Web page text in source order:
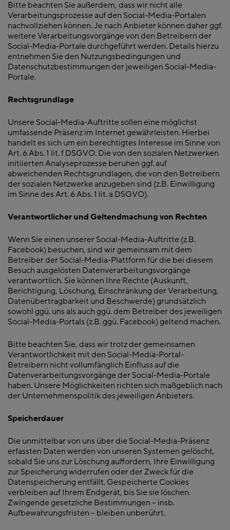
Bitte beachten Sie außerdem, dass wir nicht alle
Verarbeitungsprozesse auf den Social-Media-Portalen
nachvollziehen können. Je nach Anbieter können daher ggf.
weitere Verarbeitungsvorgänge von den Betreibern der
Social-Media-Portale durchgeführt werden. Details hierzu
entnehmen Sie den Nutzungsbedingungen und
Datenschutzbestimmungen der jeweiligen Social-Media-
Portale.
Rechtsgrundlage
Unsere Social-Media-Auftritte sollen eine möglichst
umfassende Präsenz im Internet gewährleisten. Hierbei
handelt es sich um ein berechtigtes Interesse im Sinne von
Art. 6 Abs. 1 lit. f DSGVO. Die von den sozialen Netzwerken
initiierten Analyseprozesse beruhen ggf. auf
abweichenden Rechtsgrundlagen, die von den Betreibern
der sozialen Netzwerke anzugeben sind (z.B. Einwilligung
im Sinne des Art. 6 Abs. 1 lit. a DSGVO).
Verantwortlicher und Geltendmachung von Rechten
Wenn Sie einen unserer Social-Media-Auftritte (z.B.
Facebook) besuchen, sind wir gemeinsam mit dem
Betreiber der Social-Media-Plattform für die bei diesem
Besuch ausgelösten Datenverarbeitungsvorgänge
verantwortlich. Sie können Ihre Rechte (Auskunft,
Berichtigung, Löschung, Einschränkung der Verarbeitung,
Datenübertragbarkeit und Beschwerde) grundsätzlich
sowohl ggü. uns als auch ggü. dem Betreiber des jeweiligen
Social-Media-Portals (z.B. ggü. Facebook) geltend machen.
Bitte beachten Sie, dass wir trotz der gemeinsamen
Verantwortlichkeit mit den Social-Media-Portal-
Betreibern nicht vollumfänglich Einfluss auf die
Datenverarbeitungsvorgänge der Social-Media-Portale
haben. Unsere Möglichkeiten richten sich maßgeblich nach
der Unternehmenspolitik des jeweiligen Anbieters.
Speicherdauer
Die unmittelbar von uns über die Social-Media-Präsenz
erfassten Daten werden von unseren Systemen gelöscht,
sobald Sie uns zur Löschung auffordern, Ihre Einwilligung
zur Speicherung widerrufen oder der Zweck für die
Datenspeicherung entfällt. Gespeicherte Cookies
verbleiben auf Ihrem Endgerät, bis Sie sie löschen.
Zwingende gesetzliche Bestimmungen – insb.
Aufbewahrungsfristen – bleiben unberührt.